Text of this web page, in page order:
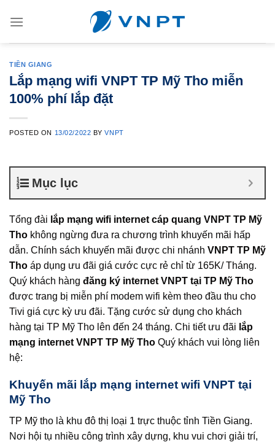
TIỀN GIANG
Lắp mạng wifi VNPT TP Mỹ Tho miễn
100% phí lắp đặt
POSTED ON 13/02/2022 BYVNPT
Mục lục
Tổng đài lắp mạng wifi internet cáp quang VNPT TP Mỹ
Tho không ngừng đưa ra chương trình khuyến mãi hấp
dẫn. Chính sách khuyến mãi được chi nhánh VNPT TP Mỹ
Tho áp dụng ưu đãi giá cước cực rẻ chỉ từ 165K/ Tháng.
Quý khách hàng đăng ký internet VNPT tại TP Mỹ Tho
được trang bị miễn phí modem wifi kèm theo đầu thu cho
Tivi giá cực kỳ ưu đãi. Tặng cước sử dụng cho khách
hàng tại TP Mỹ Tho lên đến 24 tháng. Chi tiết ưu đãi lắp
mạng internet VNPT TP Mỹ Tho Quý khách vui lòng liên
hệ:
Khuyến mãi lắp mạng internet wifi VNPT tại
Mỹ Tho
TP Mỹ tho là khu đô thị loại 1 trực thuộc tỉnh Tiền Giang.
Nơi hội tụ nhiều công trình xây dựng, khu vui chơi giải trí,